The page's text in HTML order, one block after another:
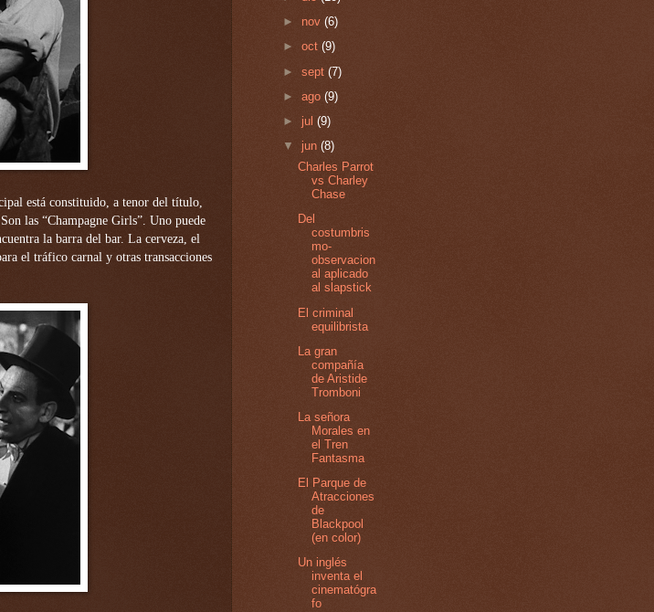
está constituido, a tenor del título,
las “Champagne Girls”. Uno puede
la barra del bar. La cerveza, el
el tráfico carnal y otras transacciones
► nov(6)
►oct(9)
►sept(7)
►ago(9)
► jul(9)
▼jun(8)
Charles Parrot
vs Charley
Chase
Del
costumbris
mo-
observacion
al aplicado
al slapstick
El criminal
equilibrista
La gran
compañía
de Aristide
Tromboni
La señora
Morales en
el Tren
Fantasma
El Parque de
Atracciones
de
Blackpool
(en color)
Un inglés
inventa el
cinematógra
fo